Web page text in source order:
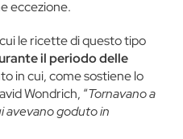
eccezione.
le ricette di questo tipo
il periodo delle
in cui, come sostiene lo
Wondrich, “Tornavano a
avevano goduto in